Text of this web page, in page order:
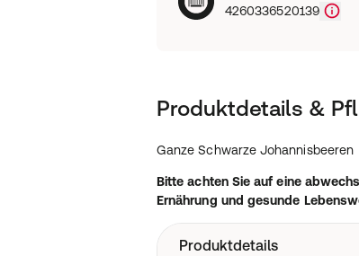
4260336520139
Produktdetails &
Ganze Schwarze Johannisbeeren
Bitte achten Sie auf eine
Ernährung und gesunde
Produktdetails